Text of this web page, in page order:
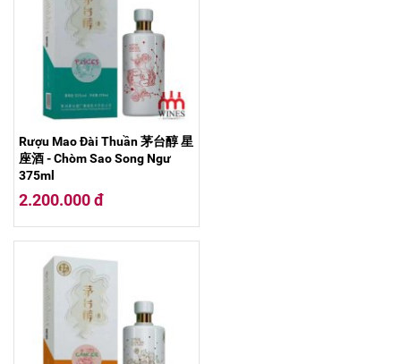
Rượu Mao Đài Thuần 茅台醇 星
座酒 - Chòm Sao Song Ngư
375ml
2.200.000 đ